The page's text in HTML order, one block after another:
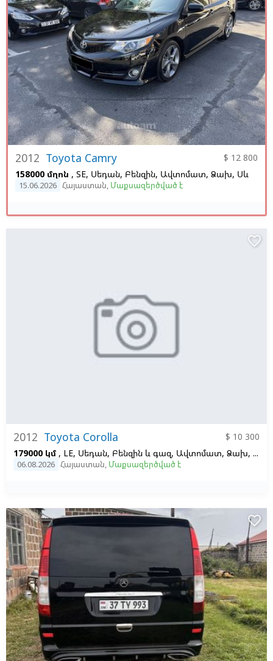
2012 Toyota Camry
$ 12 800
158000 մղոն , SE, Սեդան, Բենզին, Ավտոմատ, Ձախ, Սև
15.06.2026 Հայաստան, Մաքսազերծված է
2012 Toyota Corolla
$ 10 300
179000 կմ , LE, Սեդան, Բենզին և գազ, Ավտոմատ, Ձախ,
06.08.2026 Հայաստան, Մաքսազերծված է
favorite_border
favorite_border